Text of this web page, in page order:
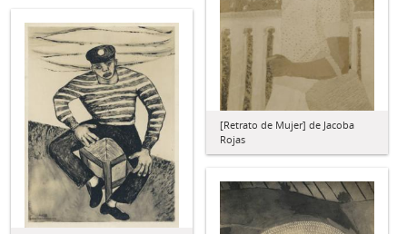
[Retrato de Mujer] de Jacoba
Rojas